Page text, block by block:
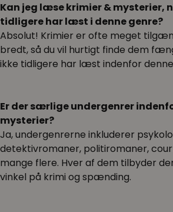
Kan jeg læse krimier & mysterier,
tidligere har læst i denne genre?
Absolut! Krimier er ofte meget
bredt, så du vil hurtigt finde dem
ikke tidligere har læst indenfor
Er der særlige undergenrer
mysterier?
Ja, undergenrerne inkluderer
detektivromaner, politiromaner,
mange flere. Hver af dem tilbyder
vinkel på krimi og spænding.